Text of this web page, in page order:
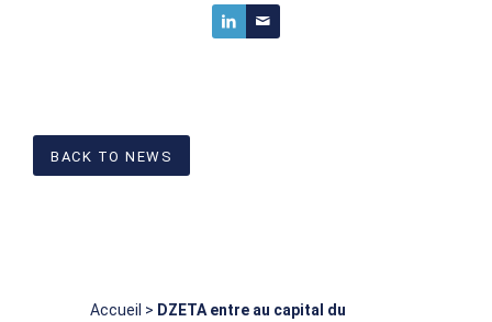
BACK TO NEWS
Accueil > DZETA entre au capital du